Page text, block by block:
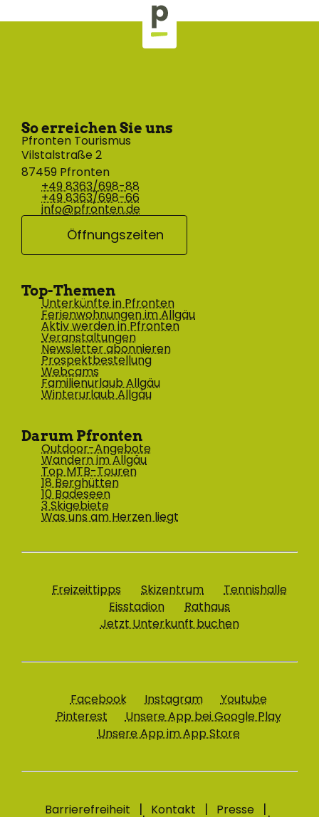
So erreichen Sie uns
Pfronten Tourismus
Vilstalstraße 2
87459 Pfronten
+49 8363/698-88
+49 8363/698-66
info@pfronten.de
Öffnungszeiten
Top-Themen
Unterkünfte in Pfronten
Ferienwohnungen im Allgäu
Aktiv werden in Pfronten
Veranstaltungen
Newsletter abonnieren
Prospektbestellung
Webcams
Familienurlaub Allgäu
Winterurlaub Allgäu
Darum Pfronten
Outdoor-Angebote
Wandern im Allgäu
Top MTB-Touren
18 Berghütten
10 Badeseen
3 Skigebiete
Was uns am Herzen liegt
Freizeittipps Skizentrum
Tennishalle
Eisstadion
Rathaus
Jetzt Unterkunft buchen
Facebook Instagram
Youtube
Pinterest
Unsere App bei Google Play
Unsere App im App Store
Barrierefreiheit Kontakt Presse